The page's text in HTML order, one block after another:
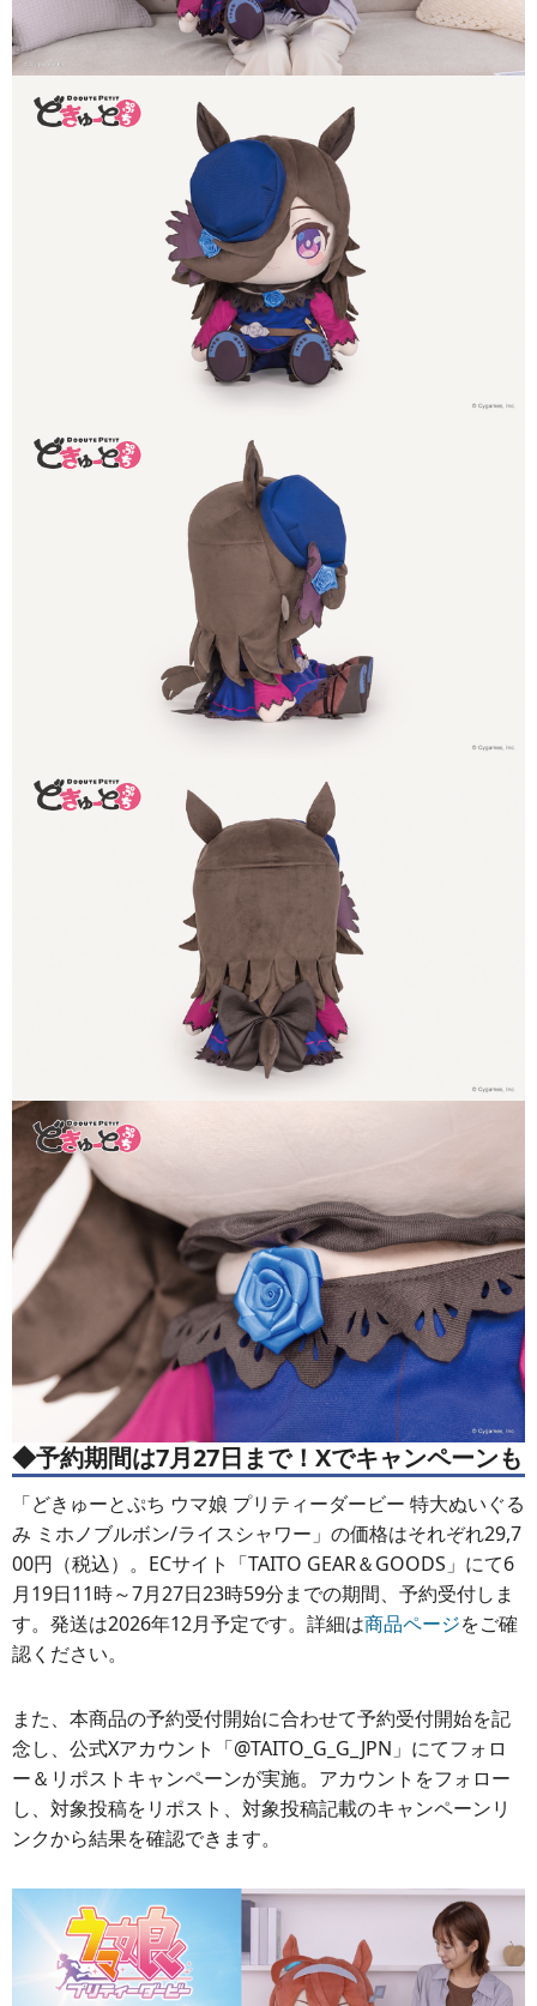
◆予約期間は7月27日まで！Xでキャンペーンも
「どきゅーとぷち ウマ娘 プリティーダービー 特大ぬいぐる
み ミホノブルボン/ライスシャワー」の価格はそれぞれ29,7
00円（税込）。ECサイト「TAITO GEAR＆GOODS」にて6
月19日11時～7月27日23時59分までの期間、予約受付しま
す。発送は2026年12月予定です。詳細は商品ページをご確
認ください。
また、本商品の予約受付開始に合わせて予約受付開始を記
念し、公式Xアカウント「@TAITO_G_G_JPN」にてフォロ
ー＆リポストキャンペーンが実施。アカウントをフォロー
し、対象投稿をリポスト、対象投稿記載のキャンペーンリ
ンクから結果を確認できます。